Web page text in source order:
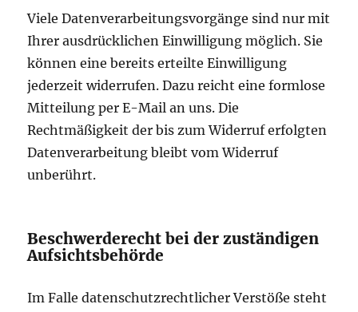
Viele Datenverarbeitungsvorgänge sind nur mit
Ihrer ausdrücklichen Einwilligung möglich. Sie
können eine bereits erteilte Einwilligung
jederzeit widerrufen. Dazu reicht eine formlose
Mitteilung per E-Mail an uns. Die
Rechtmäßigkeit der bis zum Widerruf erfolgten
Datenverarbeitung bleibt vom Widerruf
unberührt.
Beschwerderecht bei der zuständigen
Aufsichtsbehörde
Im Falle datenschutzrechtlicher Verstöße steht